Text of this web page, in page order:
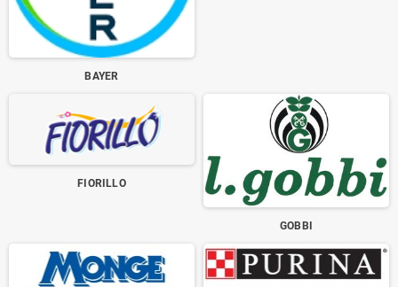
BAYER
FIORILLO
GOBBI